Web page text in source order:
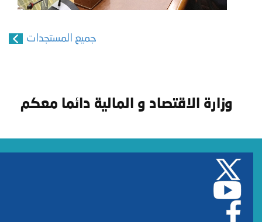
جميع المستجدات
وزارة الاقتصاد و المالية دائما معكم